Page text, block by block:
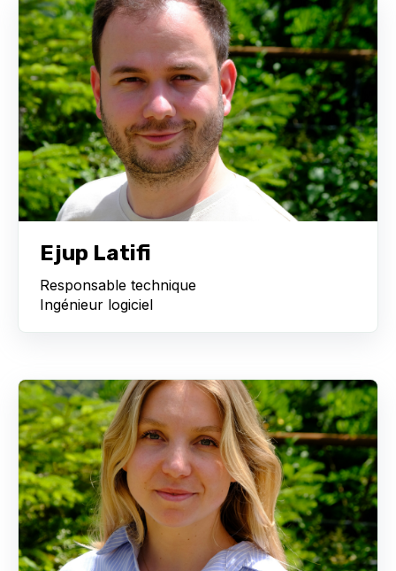
Ejup Latifi
Responsable technique
Ingénieur logiciel